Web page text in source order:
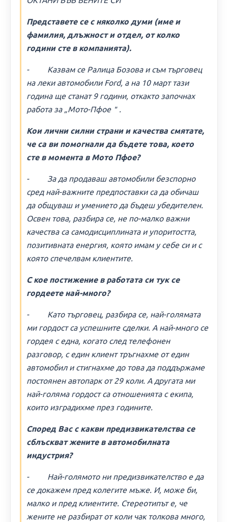
Представете се с няколко думи (име и
фамилия, длъжност и отдел, от колко
години сте в компанията).
- Казвам се Ралица Бозова и съм търговец
на леки автомобили Ford, а на 10 март тази
година ще станат 9 години, откакто започнах
работа за „Мото-Пфое＂.
Кои лични силни страни и качества смятате,
че са ви помогнали да бъдете това, което
сте в момента в Мото Пфое?
- За да продаваш автомобили безспорно
сред най-важните предпоставки са да обичаш
да общуваш и умението да бъдеш убедителен.
Освен това, разбира се, не по-малко важни
качества са самодисциплината и упоритостта,
позитивната енергия, която имам у себе си и с
която спечелвам клиентите.
С кое постижение в работата си тук се
гордеете най-много?
- Като търговец, разбира се, най-голямата
ми гордост са успешните сделки. А най-много се
гордея с една, когато след телефонен
разговор, с един клиент тръгнахме от един
автомобил и стигнахме до това да поддържаме
постоянен автопарк от 29 коли. А другата ми
най-голяма гордост са отношенията с екипа,
които изградихме през годините.
Според Вас с какви предизвикателства се
сблъскват жените в автомобилната
индустрия?
- Най-голямото ни предизвикателство е да
се докажем пред колегите мъже. И, може би,
малко и пред клиентите. Стереотипът е, че
жените не разбират от коли чак толкова много,